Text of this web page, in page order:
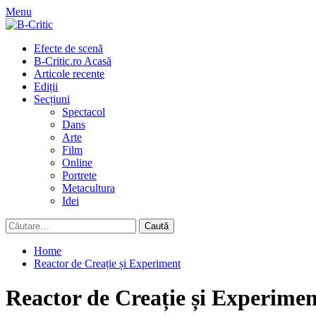
Skip
to
Menu
Primary
Menu
Efecte de scenă
B-Critic.ro Acasă
Articole recente
Ediții
Secțiuni
Spectacol
Dans
Arte
Film
Online
Portrete
Metacultura
Idei
Caută
după:
Home
Reactor de Creație și Experiment
Reactor de Creație și